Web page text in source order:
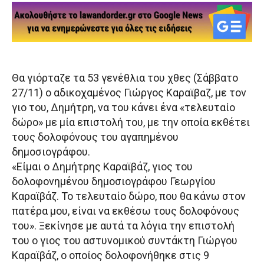
Θα γιόρταζε τα 53 γενέθλια του χθες (Σάββατο
27/11) ο αδικοχαμένος Γιώργος Καραϊβαζ, με τον
γιο του, Δημήτρη, να του κάνει ένα «τελευταίο
δώρο» με μία επιστολή του, με την οποία εκθέτει
τους δολοφόνους του αγαπημένου
δημοσιογράφου.
«Είμαι ο Δημήτρης Καραϊβάζ, γιος του
δολοφονημένου δημοσιογράφου Γεωργίου
Καραϊβάζ. Το τελευταίο δώρο, που θα κάνω στον
πατέρα μου, είναι να εκθέσω τους δολοφόνους
του». Ξεκίνησε με αυτά τα λόγια την επιστολή
του ο γιος του αστυνομικού συντάκτη Γιώργου
Καραϊβάζ, ο οποίος δολοφονήθηκε στις 9